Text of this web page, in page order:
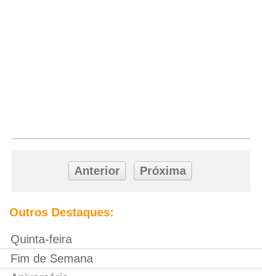
Anterior Próxima
Outros Destaques:
Quinta-feira
Fim de Semana